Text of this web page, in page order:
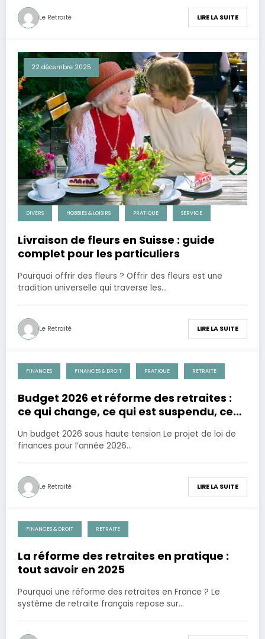
Le Retraité LIRE LA SUITE
22 décembre 2025
DIVERS HOBBIES & LOISIRS PRATIQUE SERVICE
Livraison de fleurs en Suisse : guide
complet pour les particuliers
Pourquoi offrir des fleurs ? Offrir des fleurs est une
tradition universelle qui traverse les…
Le Retraité LIRE LA SUITE
28 novembre 2025
FINANCES FINANCES & DROIT PRATIQUE RETRAITE
Budget 2026 et réforme des retraites :
ce qui change, ce qui est suspendu, ce
Un budget 2026 sous haute tension Le projet de loi de
finances pour l’année 2026…
Le Retraité LIRE LA SUITE
28 novembre 2025
FINANCES & DROIT RETRAITE
La réforme des retraites en pratique :
tout savoir en 2025
Pourquoi une réforme des retraites en France ? Le
système de retraite français repose sur…